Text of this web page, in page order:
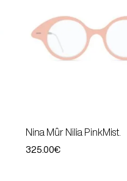
Nina Mûr Nilia PinkMist.
325.00€